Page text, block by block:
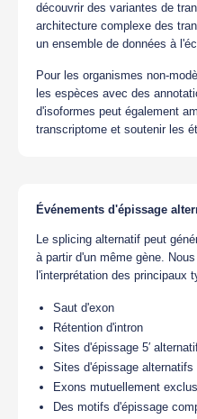
découvrir des variantes de
architecture complexe des
un ensemble de données à
Pour les organismes non-
les espèces avec des
d'isoformes peut également
transcriptome et soutenir les
Événements d'épissage
Le splicing alternatif peut
à partir d'un même gène.
l'interprétation des principaux
Saut d'exon
Rétention d'intron
Sites d'épissage 5′
Sites d'épissage alternatifs
Exons mutuellement
Des motifs d'épissage